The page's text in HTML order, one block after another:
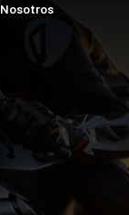
Nosotros